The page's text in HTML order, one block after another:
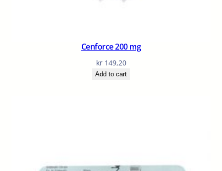
Cenforce 200 mg
kr149,20
Add to cart